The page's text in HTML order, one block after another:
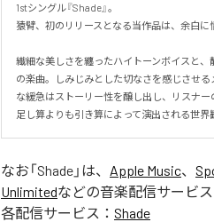
1stシングル『Shade』。
猿臂、初のリリースとなる当作品は、余白に
繊細な美しさを纏ったハイトーンボイスと
の楽曲。しみじみとした切なさを感じさせ
な緩急はストーリー性を醸し出し、リスナー
足し算よりも引き算によって演出される世界
なお「Shade 」は、 Apple Music、
Unlimitedなどの音楽配信サービ
各配信サービス： Shade